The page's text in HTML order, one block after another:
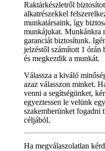
Raktárkészletről
alkatrészekkel
munkatársaink, így
munkájukat. Munkánkra
garanciát biztosítunk.
jelzéstől számított 1 órán
és megkezdik a munkát.
Válassza a kiváló
azaz válasszon minket.
venni a segítségünket,
egyeztessen le velünk
szakemberünket fogadni
céljából.
Ha megválaszolatlan